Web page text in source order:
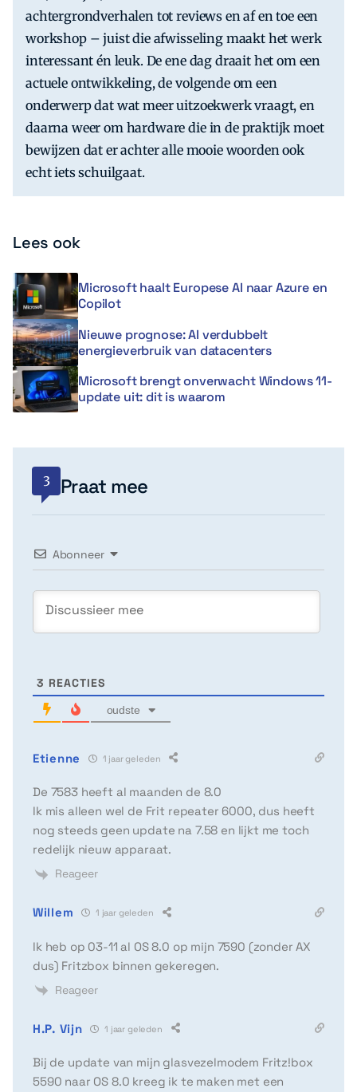
achtergrondverhalen tot reviews en af en toe een
workshop – juist die afwisseling maakt het werk
interessant én leuk. De ene dag draait het om een
actuele ontwikkeling, de volgende om een
onderwerp dat wat meer uitzoekwerk vraagt, en
daarna weer om hardware die in de praktijk moet
bewijzen dat er achter alle mooie woorden ook
echt iets schuilgaat.
Lees ook
Microsoft haalt Europese AI naar Azure en
Copilot
Nieuwe prognose: AI verdubbelt
energieverbruik van datacenters
Microsoft brengt onverwacht Windows 11-
update uit: dit is waarom
3 Praat mee
Abonneer
3 REACTIES
oudste
Etienne 1 jaar geleden
De 7583 heeft al maanden de 8.0
Ik mis alleen wel de Frit repeater 6000, dus heeft
nog steeds geen update na 7.58 en lijkt me toch
redelijk nieuw apparaat.
Reageer
Willem 1 jaar geleden
Ik heb op 03-11 al OS 8.0 op mijn 7590 (zonder AX
dus) Fritzbox binnen gekeregen.
Reageer
H.P. Vijn 1 jaar geleden
Bij de update van mijn glasvezelmodem Fritz!box
5590 naar OS 8.0 kreeg ik te maken met een